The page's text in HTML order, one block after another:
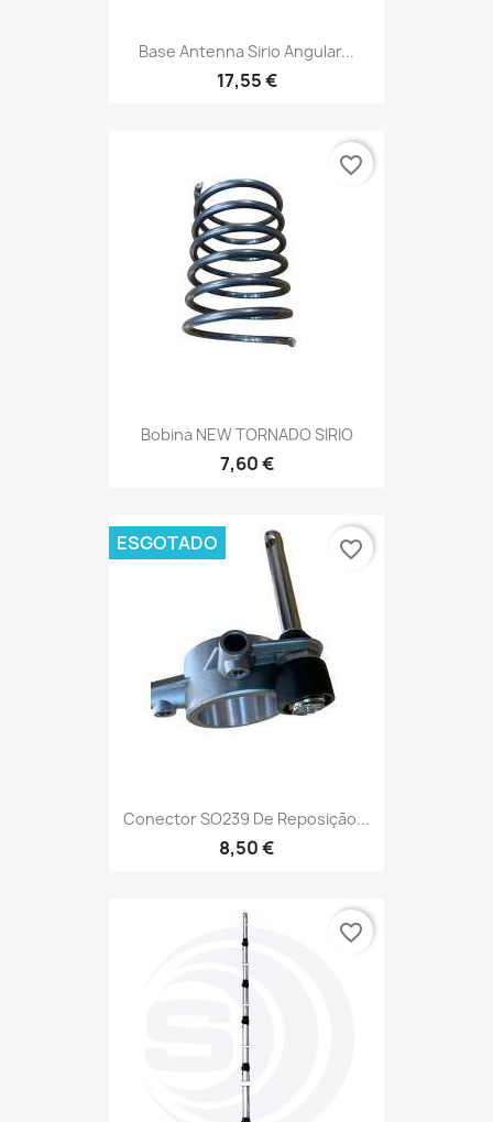
Base Antenna Sirio Angular...
17,55 €
Bobina NEW TORNADO SIRIO
7,60 €
favorite_border
Conector SO239 De Reposição...
8,50 €
ESGOTADO favorite_border
favorite_border